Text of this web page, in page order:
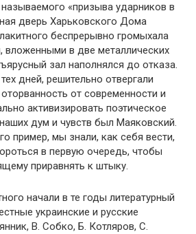
«призыва ударников в
дверь Харьковского Дома
беспрерывно громыхала
в две металлических
зал наполнялся до отказа.
дней, решительно отвергали
от современности и
активизировать поэтическое
дум и чувств был Маяковский.
пример, мы знали, как себя вести,
в первую очередь, чтобы
приравнять к штыку.
начали в те годы литературный
украинские и русские
В. Собко, Б. Котляров, С.